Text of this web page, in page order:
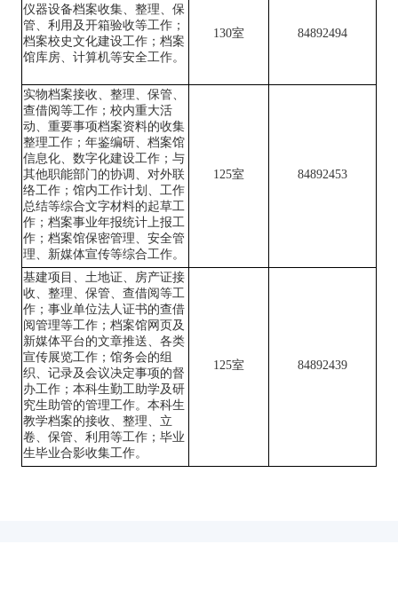
仪器设备档案收集、整理、保
管、利用 及开箱验收等工作；
档案校史文化建设工作；档案
馆库房、计算机等安全工作。
130室 84892494
实物档案接收、整理、保管、
查借阅等工作 ；校内重大活
动、重要事项档案资料的收集
整理工作；年鉴编研、档案馆
信息化、数字化建设工作；与
其他职能部门的协调、对外联
络工作；馆内工作计划、工作
总结等综合文字材料的起草工
作；档案事业年报统计上报工
作；档案馆保密管理、安全管
理、新媒体宣传等综合工作。
125室 84892453
基建项目、土地证、房产证接
收、整理、保管、查借阅等工
作； 事业单位法人证书的查借
阅管理等工作 ；档案馆网页及
新媒体平台的文章推送、各类
宣传展览工作；馆务会的组
织、记录及会议决定事项的督
办工作；本科生勤工助学及研
究生助管的管理工作。 本科生
教学档案的接收、整理、立
卷、保管、利用等工作 ； 毕业
生毕业合影收集工作。
125室 84892439